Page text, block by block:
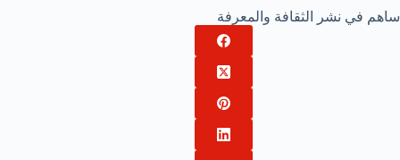
ساهم في نشر الثقافة والمعرفة